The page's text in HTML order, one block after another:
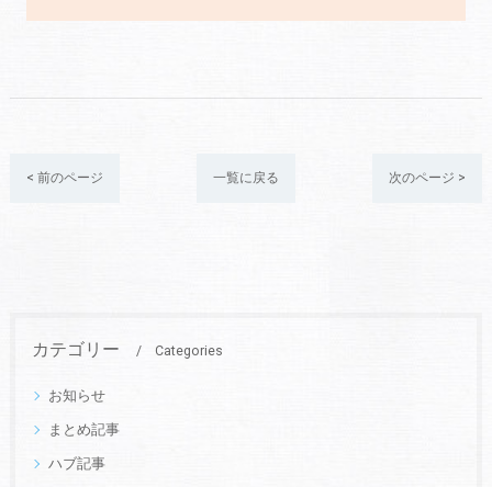
< 前のページ 一覧に戻る 次のページ >
カテゴリー Categories
お知らせ
まとめ記事
ハブ記事